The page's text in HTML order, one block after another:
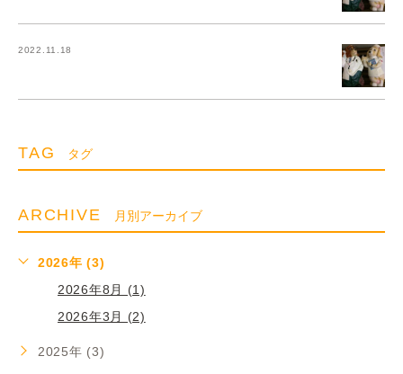
2022.11.18
TAG タグ
ARCHIVE 月別アーカイブ
2026年 (3)
2026年8月 (1)
2026年3月 (2)
2025年 (3)